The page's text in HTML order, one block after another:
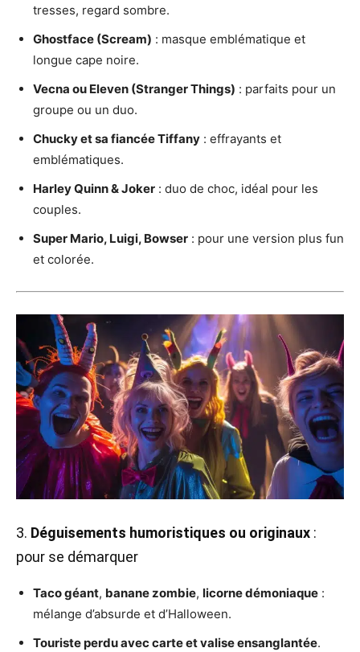
tresses, regard sombre.
Ghostface (Scream) : masque emblématique et
longue cape noire.
Vecna ou Eleven (Stranger Things) : parfaits pour un
groupe ou un duo.
Chucky et sa fiancée Tiffany : effrayants et
emblématiques.
Harley Quinn & Joker : duo de choc, idéal pour les
couples.
Super Mario, Luigi, Bowser : pour une version plus fun
et colorée.
3. Déguisements humoristiques ou originaux :
pour se démarquer
Taco géant, banane zombie, licorne démoniaque :
mélange d’absurde et d’Halloween.
Touriste perdu avec carte et valise ensanglantée.